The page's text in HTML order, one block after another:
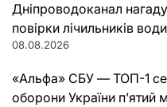
Дніпроводоканал
повірки лічильників води
08.08.2026
«Альфа» СБУ — ТОП-1
оборони України п’ятий